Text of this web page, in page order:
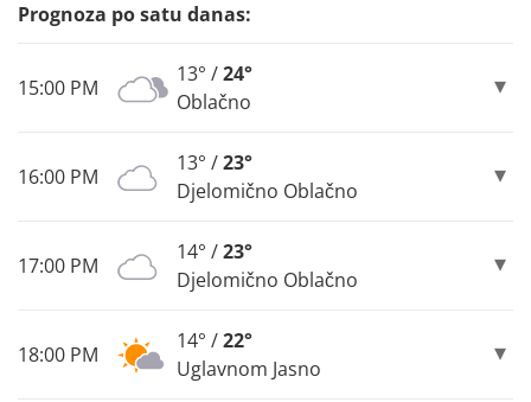
Prognoza po satu danas:
15:00 PM
13° /24°
Oblačno
16:00 PM
13° /23°
Djelomično Oblačno
17:00 PM
14° /23°
Djelomično Oblačno
18:00 PM
14° /22°
Uglavnom Jasno